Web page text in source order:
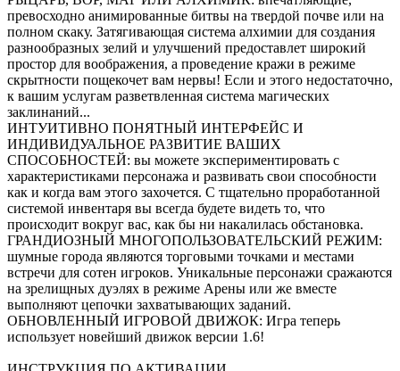
превосходно анимированные битвы на твердой почве или на
полном скаку. Затягивающая система алхимии для создания
разнообразных зелий и улучшений предоставлет широкий
простор для воображения, а проведение кражи в режиме
скрытности пощекочет вам нервы! Если и этого недостаточно,
к вашим услугам разветвленная система магических
заклинаний...
ИНТУИТИВНО ПОНЯТНЫЙ ИНТЕРФЕЙС И
ИНДИВИДУАЛЬНОЕ РАЗВИТИЕ ВАШИХ
СПОСОБНОСТЕЙ: вы можете экспериментировать с
характеристиками персонажа и развивать свои способности
как и когда вам этого захочется. С тщательно проработанной
системой инвентаря вы всегда будете видеть то, что
происходит вокруг вас, как бы ни накалилась обстановка.
ГРАНДИОЗНЫЙ МНОГОПОЛЬЗОВАТЕЛЬСКИЙ РЕЖИМ:
шумные города являются торговыми точками и местами
встречи для сотен игроков. Уникальные персонажи сражаются
на зрелищных дуэлях в режиме Арены или же вместе
выполняют цепочки захватывающих заданий.
ОБНОВЛЕННЫЙ ИГРОВОЙ ДВИЖОК: Игра теперь
использует новейший движок версии 1.6!